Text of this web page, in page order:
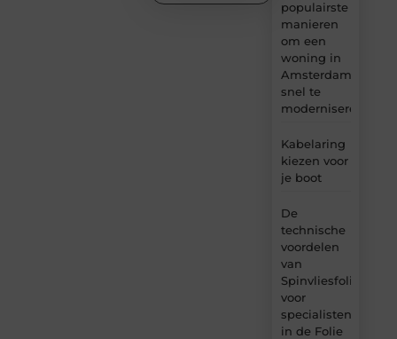
populairste
manieren
om een
woning in
Amsterdam
snel te
moderniseren
Kabelaring
kiezen voor
je boot
De
technische
voordelen
van
Spinvliesfolie
voor
specialisten
in de Folie